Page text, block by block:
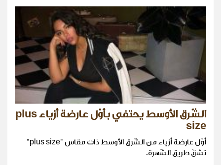
الشّرق الأوسط يحتفي بأوّل عارضة أزياء plus
size
أوّل عارضة أزياء من الشّرق الأوسط ذات مقاس "plus size"
تشقّ طريق الشّهرة.